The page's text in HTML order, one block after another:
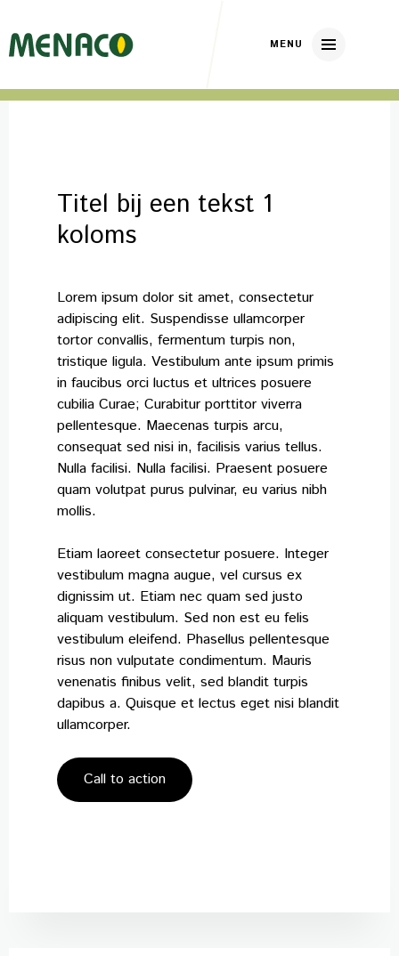
About us
DP Elite Zaden
Huizer Zaden
Our crops
Careers
News & events
Contact
Titel bij een tekst 1
koloms
Lorem ipsum dolor sit amet, consectetur
adipiscing elit. Suspendisse ullamcorper
tortor convallis, fermentum turpis non,
tristique ligula. Vestibulum ante ipsum primis
in faucibus orci luctus et ultrices posuere
cubilia Curae; Curabitur porttitor viverra
pellentesque. Maecenas turpis arcu,
consequat sed nisi in, facilisis varius tellus.
Nulla facilisi. Nulla facilisi. Praesent posuere
quam volutpat purus pulvinar, eu varius nibh
mollis.
Etiam laoreet consectetur posuere. Integer
vestibulum magna augue, vel cursus ex
dignissim ut. Etiam nec quam sed justo
aliquam vestibulum. Sed non est eu felis
vestibulum eleifend. Phasellus pellentesque
risus non vulputate condimentum. Mauris
venenatis finibus velit, sed blandit turpis
dapibus a. Quisque et lectus eget nisi blandit
ullamcorper.
Call to action